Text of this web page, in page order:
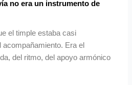
no era un instrumento de
el timple estaba casi
Era el
del ritmo, del apoyo armónico